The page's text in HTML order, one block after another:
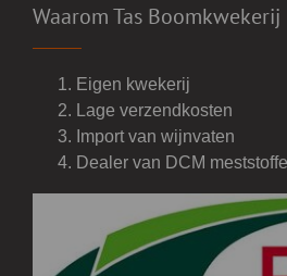
Waarom Tas Boomkwekerij
Eigen kwekerij
Lage verzendkosten
Import van wijnvaten
Dealer van DCM